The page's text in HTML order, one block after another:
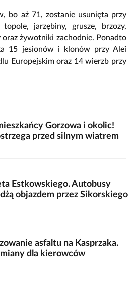
bo aż 71, zostanie usunięta przy
jarzębiny, grusze, brzozy,
oraz żywotniki zachodnie. Ponadto
15 jesionów i klonów przy Alei
Europejskim oraz 14 wierzb przy
Gorzowa i okolic!
przed silnym wiatrem
Estkowskiego. Autobusy
objazdem przez Sikorskiego
asfaltu na Kasprzaka.
dla kierowców